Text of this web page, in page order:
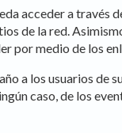
acceder a través
de la red.
por medio de los
a los usuarios de
caso, de los
them from
may